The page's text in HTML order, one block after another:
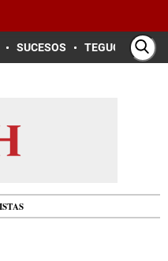
SUCESOS TEGUCIGALPA